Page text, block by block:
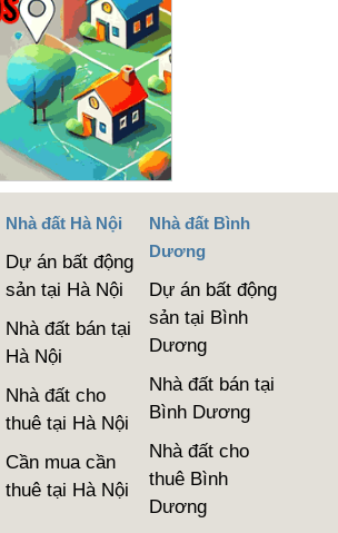
Nhà đất Hà Nội
Dự án bất động
sản tại Hà Nội
Nhà đất bán tại
Hà Nội
Nhà đất cho
thuê tại Hà Nội
Cần mua cần
thuê tại Hà Nội
Nhà đất Bình
Dương
Dự án bất động
sản tại Bình
Dương
Nhà đất bán tại
Bình Dương
Nhà đất cho
thuê Bình
Dương